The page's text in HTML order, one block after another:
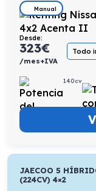
Manual
Desde:
323€
/mes+IVA
Todo
140cv
JAECOO 5
(224CV) 4×2